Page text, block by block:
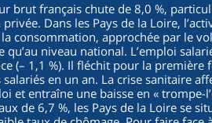
brut français chute de 8,0 %,
Dans les Pays de la Loire,
la consommation, approchée par le
qu’au niveau national. L’emploi
(– 1,1 %). Il fléchit pour la
en un an. La crise sanitaire
et entraîne une baisse en «
de 6,7 %, les Pays de la Loire se